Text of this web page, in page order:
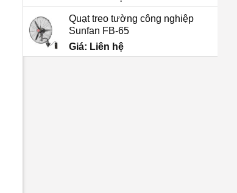
Quạt treo tường công nghiệp
Sunfan FB-65
Giá: Liên hệ